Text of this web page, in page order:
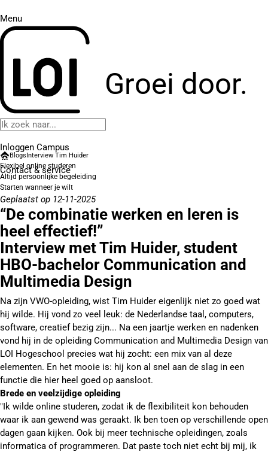
Menu
Groei door.
Inloggen Campus
Contact& service
BlogsInterview Tim Huider
Flexibel online studeren
Altijd persoonlijke begeleiding
Starten wanneer je wilt
Geplaatst op 12-11-2025
“De combinatie werken en leren is
heel effectief!”
Interview met Tim Huider, student
HBO-bachelor Communication and
Multimedia Design
Na zijn VWO-opleiding, wist Tim Huider eigenlijk niet zo goed wat
hij wilde. Hij vond zo veel leuk: de Nederlandse taal, computers,
software, creatief bezig zijn... Na een jaartje werken en nadenken
vond hij in de opleiding Communication and Multimedia Design van
LOI Hogeschool precies wat hij zocht: een mix van al deze
elementen. En het mooie is: hij kon al snel aan de slag in een
functie die hier heel goed op aansloot.
Brede en veelzijdige opleiding
"Ik wilde online studeren, zodat ik de flexibiliteit kon behouden
waar ik aan gewend was geraakt. Ik ben toen op verschillende open
dagen gaan kijken. Ook bij meer technische opleidingen, zoals
informatica of programmeren. Dat paste toch niet echt bij mij, ik